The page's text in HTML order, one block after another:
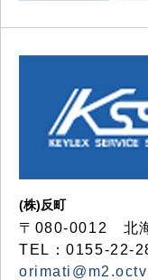
(株)反町
〒080-0012 北
TEL：0155-22-